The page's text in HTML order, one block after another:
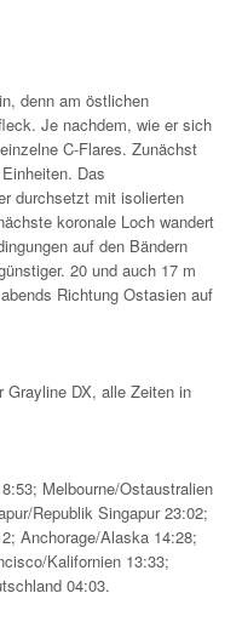
denn am östlichen
Je nachdem, wie er sich
C-Flares. Zunächst
Das
durchsetzt mit isolierten
koronale Loch wandert
auf den Bändern
20 und auch 17 m
Richtung Ostasien auf
Grayline DX, alle Zeiten in
Melbourne/Ostaustralien
Republik Singapur 23:02;
Anchorage/Alaska 14:28;
Kalifornien 13:33;
04:03.